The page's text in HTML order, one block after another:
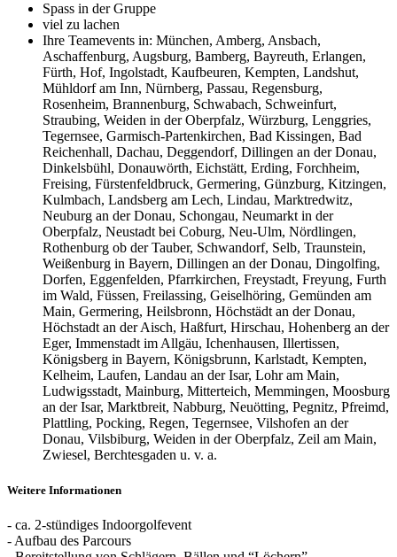
Spass in der Gruppe
viel zu lachen
Ihre Teamevents in: München, Amberg, Ansbach,
Aschaffenburg, Augsburg, Bamberg, Bayreuth, Erlangen,
Fürth, Hof, Ingolstadt, Kaufbeuren, Kempten, Landshut,
Mühldorf am Inn, Nürnberg, Passau, Regensburg,
Rosenheim, Brannenburg, Schwabach, Schweinfurt,
Straubing, Weiden in der Oberpfalz, Würzburg, Lenggries,
Tegernsee, Garmisch-Partenkirchen, Bad Kissingen, Bad
Reichenhall, Dachau, Deggendorf, Dillingen an der Donau,
Dinkelsbühl, Donauwörth, Eichstätt, Erding, Forchheim,
Freising, Fürstenfeldbruck, Germering, Günzburg, Kitzingen,
Kulmbach, Landsberg am Lech, Lindau, Marktredwitz,
Neuburg an der Donau, Schongau, Neumarkt in der
Oberpfalz, Neustadt bei Coburg, Neu-Ulm, Nördlingen,
Rothenburg ob der Tauber, Schwandorf, Selb, Traunstein,
Weißenburg in Bayern, Dillingen an der Donau, Dingolfing,
Dorfen, Eggenfelden, Pfarrkirchen, Freystadt, Freyung, Furth
im Wald, Füssen, Freilassing, Geiselhöring, Gemünden am
Main, Germering, Heilsbronn, Höchstädt an der Donau,
Höchstadt an der Aisch, Haßfurt, Hirschau, Hohenberg an der
Eger, Immenstadt im Allgäu, Ichenhausen, Illertissen,
Königsberg in Bayern, Königsbrunn, Karlstadt, Kempten,
Kelheim, Laufen, Landau an der Isar, Lohr am Main,
Ludwigsstadt, Mainburg, Mitterteich, Memmingen, Moosburg
an der Isar, Marktbreit, Nabburg, Neuötting, Pegnitz, Pfreimd,
Plattling, Pocking, Regen, Tegernsee, Vilshofen an der
Donau, Vilsbiburg, Weiden in der Oberpfalz, Zeil am Main,
Zwiesel, Berchtesgaden u. v. a.
Weitere Informationen
- ca. 2-stündiges Indoorgolfevent
- Aufbau des Parcours